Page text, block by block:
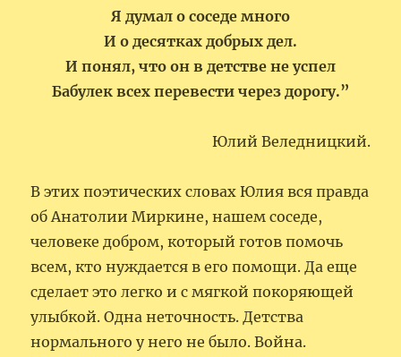
Я думал о соседе много
И о десятках добрых дел.
И понял, что он в детстве не успел
Бабулек всех перевести через дорогу.”
Юлий Веледницкий.
В этих поэтических словах Юлия вся правда
об Анатолии Миркине, нашем соседе,
человеке добром, который готов помочь
всем, кто нуждается в его помощи. Да еще
сделает это легко и с мягкой покоряющей
улыбкой. Одна неточность. Детства
нормального у него не было. Война.